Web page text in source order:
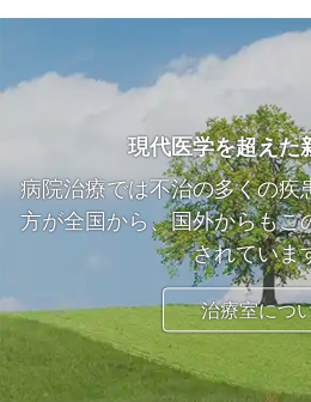
現代医学を超えた
病院治療では不治の多くの疾
方が全国から、国外からもこ
されていま
治療室につ